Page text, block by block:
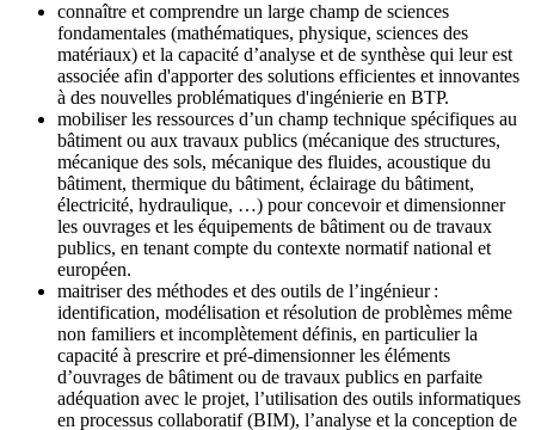
connaître et comprendre un large champ de sciences
fondamentales (mathématiques, physique, sciences des
matériaux) et la capacité d’analyse et de synthèse qui leur est
associée afin d'apporter des solutions efficientes et innovantes
à des nouvelles problématiques d'ingénierie en BTP.
mobiliser les ressources d’un champ technique spécifiques au
bâtiment ou aux travaux publics (mécanique des structures,
mécanique des sols, mécanique des fluides, acoustique du
bâtiment, thermique du bâtiment, éclairage du bâtiment,
électricité, hydraulique, …) pour concevoir et dimensionner
les ouvrages et les équipements de bâtiment ou de travaux
publics, en tenant compte du contexte normatif national et
européen.
maitriser des méthodes et des outils de l’ingénieur :
identification, modélisation et résolution de problèmes même
non familiers et incomplètement définis, en particulier la
capacité à prescrire et pré-dimensionner les éléments
d’ouvrages de bâtiment ou de travaux publics en parfaite
adéquation avec le projet, l’utilisation des outils informatiques
en processus collaboratif (BIM), l’analyse et la conception de